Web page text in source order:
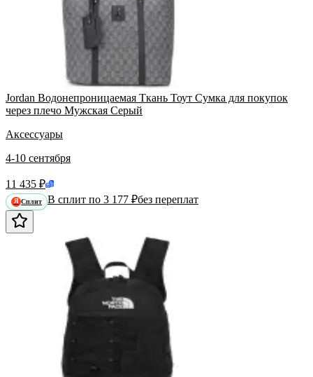
Jordan Водонепроницаемая Ткань Тоут Сумка для покупок
через плечо Мужская Серый
Аксессуары
4-10 сентября
11 435 ₽
Я Сплит В сплит по 3 177 ₽без переплат